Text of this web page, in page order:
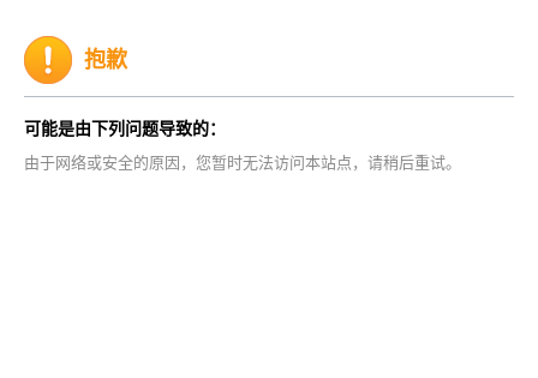
抱歉
可能是由下列问题导致的：
由于网络或安全的原因，您暂时无法访问本站点，请稍后重试。